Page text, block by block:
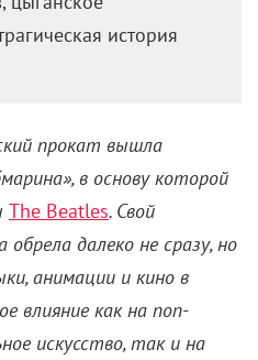
история
прокат вышла
в основу которой
The Beatles. Свой
далеко не сразу, но
анимации и кино в
влияние как на поп-
искусство, так и на